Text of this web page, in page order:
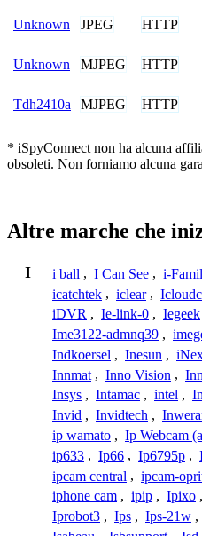
Unknown JPEG HTTP
Unknown MJPEG HTTP
Tdh2410a MJPEG HTTP
* iSpyConnect non ha alcuna
obsoleti. Non forniamo alcuna
Altre marche che
I i ball , I Can See , i-
icatchtek , iclear ,
iDVR , Ie-link-0 , Iegeek
Ime3122-admnq39 ,
Indkoersel , Inesun ,
Innmat , Inno Vision ,
Insys , Intamac , intel ,
Invid , Invidtech ,
ip wamato , Ip Webcam
ip633 , Ip66 , Ip6795p ,
ipcam central , ipcam-
iphone cam , ipip , Ipixo ,
Iprobot3 , Ips , Ips-21w ,